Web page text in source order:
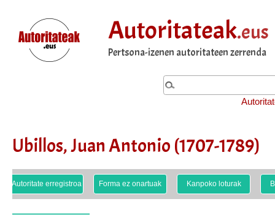
Autoritateak.eus
Pertsona-izenen autoritateen zerrenda
Ubillos, Juan Antonio (1707-1789)
Autoritate erregistroa Forma ez onartuak Kanpoko loturak